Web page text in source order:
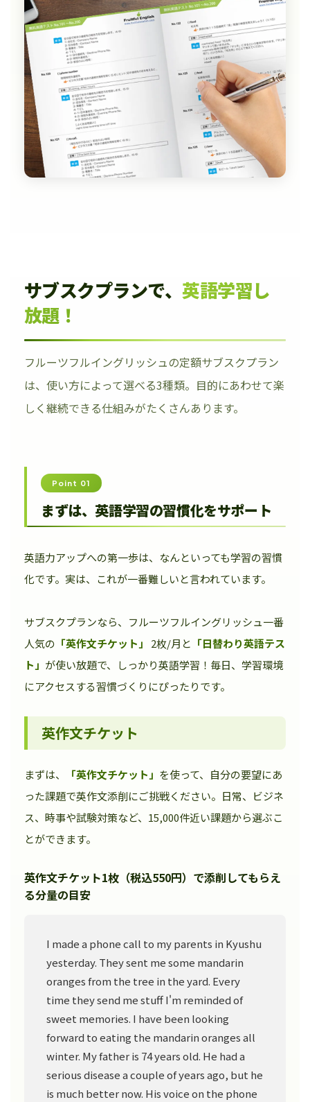
サブスクプランで、 英語学習し
放題！
フルーツフルイングリッシュの定額サブスクプラン
は、使い方によって選べる3種類。目的にあわせて楽
しく継続できる仕組みがたくさんあります。
Point 01
まずは、英語学習の習慣化をサポート
英語力アップへの第一歩は、なんといっても学習の習慣
化です。実は、これが一番難しいと言われています。
サブスクプランなら、フルーツフルイングリッシュ一番
人気の 「英作文チケット」 2枚/月と 「日替わり英語テス
ト」 が使い放題で、しっかり英語学習！毎日、学習環境
にアクセスする習慣づくりにぴったりです。
英作文チケット
まずは、 「英作文チケット」 を使って、自分の要望にあ
った課題で英作文添削にご挑戦ください。日常、ビジネ
ス、時事や試験対策など、15,000件近い課題から選ぶこ
とができます。
英作文チケット1枚（税込550円）で添削してもらえ
る分量の目安
I made a phone call to my parents in Kyushu
yesterday. They sent me some mandarin
oranges from the tree in the yard. Every
time they send me stuff I'm reminded of
sweet memories. I have been looking
forward to eating the mandarin oranges all
winter. My father is 74 years old. He had a
serious disease a couple of years ago, but he
is much better now. His voice on the phone